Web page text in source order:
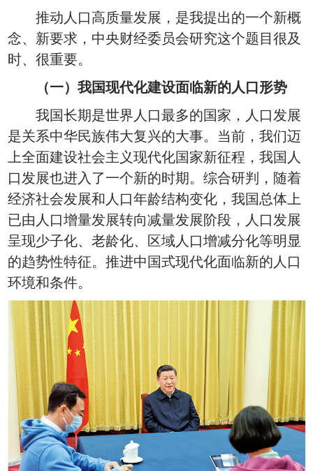
推动人口高质量发展，是我提出的一个新概
念、新要求，中央财经委员会研究这个题目很及
时、很重要。
（一）我国现代化建设面临新的人口形势
我国长期是世界人口最多的国家，人口发展
是关系中华民族伟大复兴的大事。当前，我们迈
上全面建设社会主义现代化国家新征程，我国人
口发展也进入了一个新的时期。综合研判，随着
经济社会发展和人口年龄结构变化，我国总体上
已由人口增量发展转向减量发展阶段，人口发展
呈现少子化、老龄化、区域人口增减分化等明显
的趋势性特征。推进中国式现代化面临新的人口
环境和条件。